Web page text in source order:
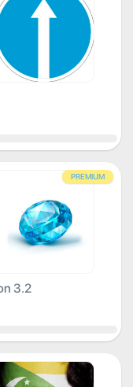
PREMIUM
3.2